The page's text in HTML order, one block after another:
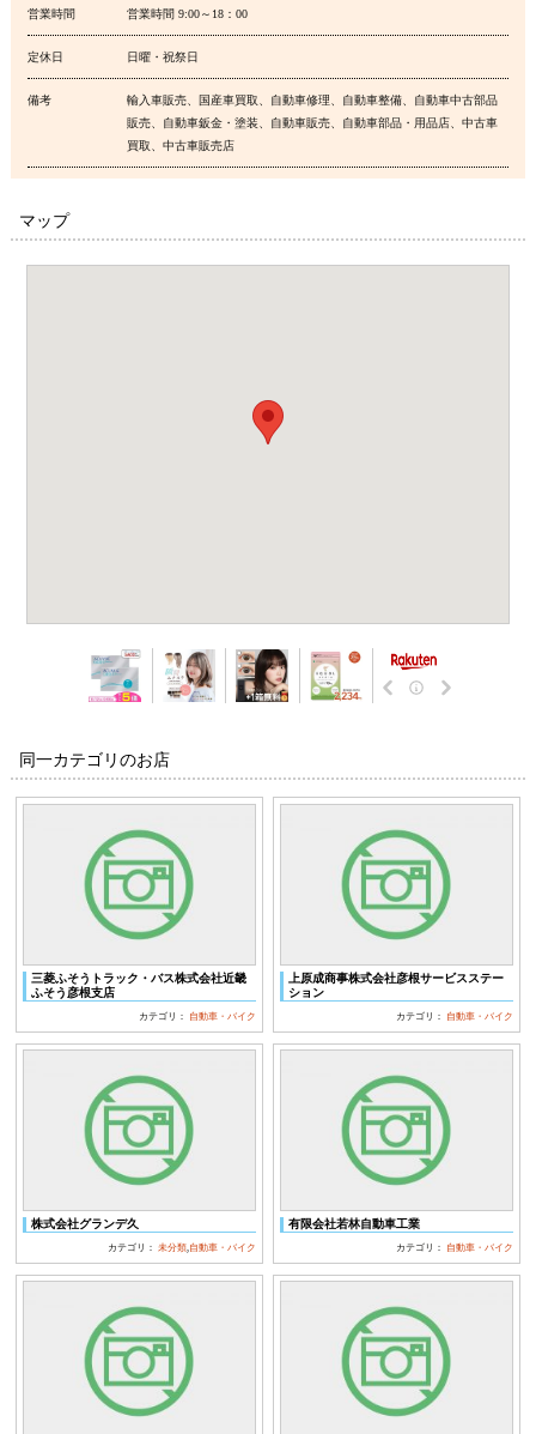
営業時間 営業時間 9:00～18：00
定休日 日曜・祝祭日
備考
輸入車販売、国産車買取、自動車修理、自動車整備、自動車中古部品
販売、自動車鈑金・塗装、自動車販売、自動車部品・用品店、中古車
買取、中古車販売店
マップ
同一カテゴリのお店
三菱ふそうトラック・バス株式会社近畿
ふそう彦根支店
カテゴリ： 自動車・バイク
上原成商事株式会社彦根サービスステー
ション
カテゴリ： 自動車・バイク
株式会社グランデ久
カテゴリ：未分類,自動車・バイク
有限会社若林自動車工業
カテゴリ： 自動車・バイク